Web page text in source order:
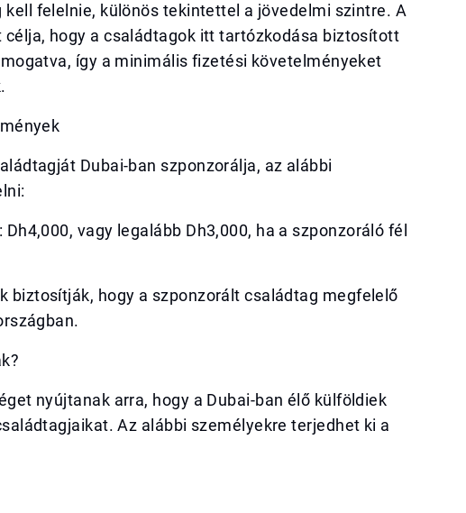
felelnie, különös tekintettel a jövedelmi szintre. A
célja, hogy a családtagok itt tartózkodása biztosított
így a minimális fizetési követelményeket
Dubai-ban szponzorálja, az alábbi
vagy legalább Dh3,000, ha a szponzoráló fél
biztosítják, hogy a szponzorált családtag megfelelő
nyújtanak arra, hogy a Dubai-ban élő külföldiek
Az alábbi személyekre terjedhet ki a